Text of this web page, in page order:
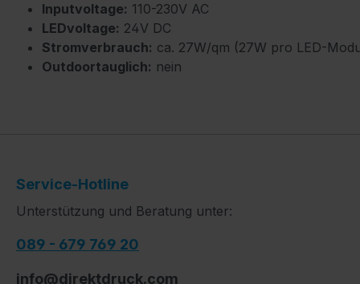
Inputvoltage: 110-230V AC
LEDvoltage: 24V DC
Stromverbrauch: ca. 27W/qm (27W pro LED-
Outdoortauglich: nein
Service-Hotline
Unterstützung und Beratung unter:
089 - 679 769 20
info@direktdruck.com